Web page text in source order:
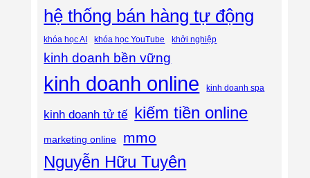
hệ thống bán hàng tự động
khóa học AI khóa học YouTube khởi nghiệp
kinh doanh bền vững
kinh doanh online kinh doanh spa
kinh doanh tử tế kiếm tiền online
marketing online mmo
Nguyễn Hữu Tuyên